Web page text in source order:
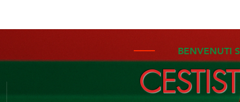
BENVENUTI